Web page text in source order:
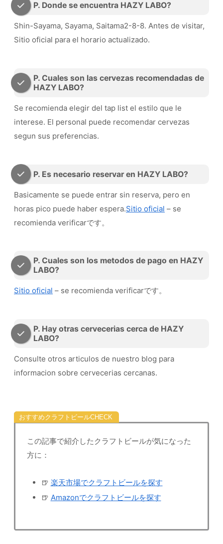
P. Donde se encuentra HAZY LABO?
Shin-Sayama, Sayama, Saitama2-8-8. Antes de visitar,
Sitio oficial para el horario actualizado.
P. Cuales son las cervezas recomendadas de
HAZY LABO?
Se recomienda elegir del tap list el estilo que le
interese. El personal puede recomendar cervezas
segun sus preferencias.
P. Es necesario reservar en HAZY LABO?
Basicamente se puede entrar sin reserva, pero en
horas pico puede haber espera.Sitio oficial – se
recomienda verificarです。
P. Cuales son los metodos de pago en HAZY
LABO?
Sitio oficial – se recomienda verificarです。
P. Hay otras cervecerias cerca de HAZY
LABO?
Consulte otros articulos de nuestro blog para
informacion sobre cervecerias cercanas.
おすすめクラフトビール
この記事で紹介したクラフトビールが気になった
方に：
🍺 楽天市場でクラフトビールを探す
🍺 Amazonでクラフトビールを探す